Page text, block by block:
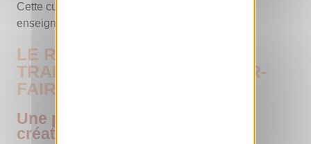
Cette curiosité a particulièrement marqué les
enseignants de l’ENF.
LE RÔLE DE L’ENF DANS LA
TRANSMISSION DES SAVOIR-
FAIRE FRANÇAIS
Une pédagogie fondée sur la
créativité et la rigueur